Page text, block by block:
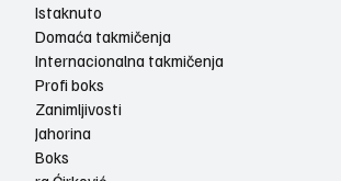
Istaknuto
Domaća takmičenja
Internacionalna takmičenja
Profi boks
Zanimljivosti
Jahorina
Boks